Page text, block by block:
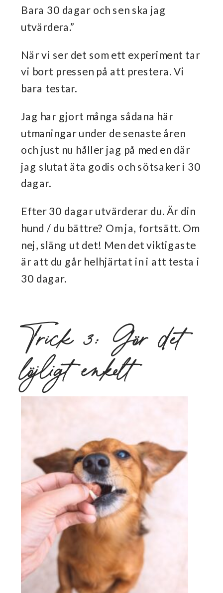
Bara 30 dagar och sen ska jag
utvärdera.”
När vi ser det som ett experiment tar
vi bort pressen på att prestera. Vi
bara testar.
Jag har gjort många sådana här
utmaningar under de senaste åren
och just nu håller jag på med en där
jag slutat äta godis och sötsaker i 30
dagar.
Efter 30 dagar utvärderar du. Är din
hund / du bättre? Om ja, fortsätt. Om
nej, släng ut det! Men det viktigaste
är att du går helhjärtat in i att testa i
30 dagar.
Trick 3: Gör det
löjligt enkelt